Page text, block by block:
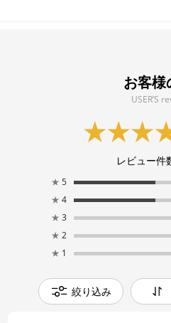
お客様
USER’S
レビュー件
★ 5
★ 4
★ 3
★ 2
★ 1
絞り込み